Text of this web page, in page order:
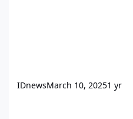
IDnewsMarch 10, 20251 yr